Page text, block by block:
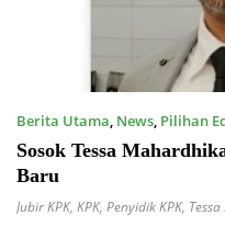
Berita Utama, News, Pilihan
Sosok Tessa
Baru
Jubir KPK, KPK, Penyidik KPK,